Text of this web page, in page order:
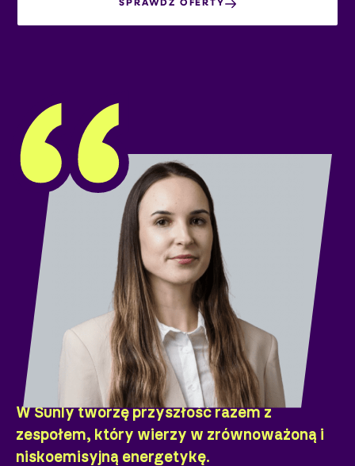
SPRAWDŹ OFERTY
W Sunly tworzę przyszłość razem z
zespołem, który wierzy w zrównoważoną i
niskoemisyjną energetykę.